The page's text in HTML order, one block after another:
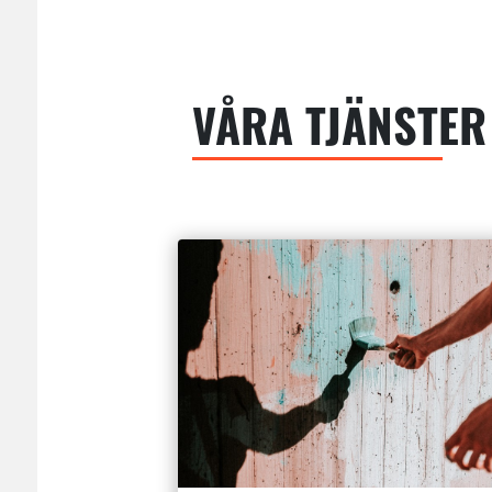
VÅRA TJÄNSTER